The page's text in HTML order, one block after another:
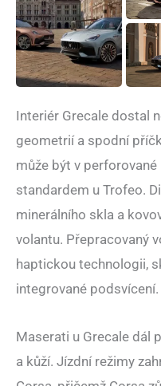
Interiér Grecale dostal
geometrií a spodní
může být v
standardem u Trofeo.
minerálního skla a
volantu. Přepracovaný
haptickou technologii,
integrované podsvícení.
Maserati u Grecale dál
a kůží. Jízdní režimy